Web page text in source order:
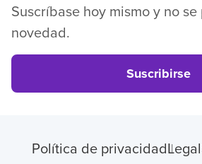
Suscríbase hoy mismo y no
novedad.
Suscribirse
Política de privacidadLegal